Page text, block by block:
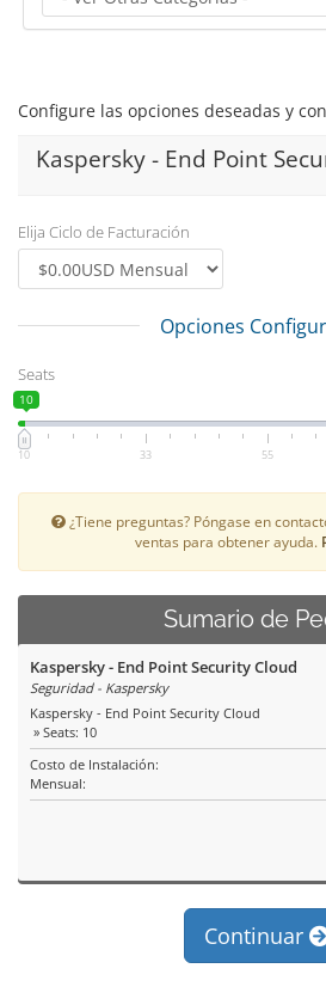
Configure las opciones deseadas y
Kaspersky - End Point
Elija Ciclo de Facturación
Opciones
Seats
10
10 33 55
¿Tiene preguntas? Póngase en
ventas para obtener ayuda.
Sumario de
Kaspersky - End Point Security Cloud
Seguridad - Kaspersky
Kaspersky - End Point Security Cloud
» Seats: 10
Costo de Instalación:
Mensual:
Continuar